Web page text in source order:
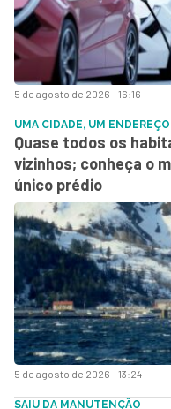
5 de agosto de 2026 - 16:16
5 de agosto de 2026 - 13:24
UMA CIDADE, UM ENDEREÇO
Quase todos os
vizinhos; conheça o
único prédio
SAIU DA MANUTENÇÃO